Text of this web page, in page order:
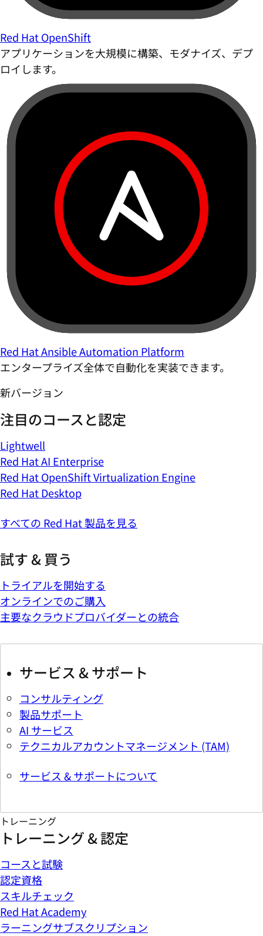
Red Hat OpenShift
アプリケーションを大規模に構築、モダナイズ、デプ
ロイします。
Red Hat Ansible Automation Platform
エンタープライズ全体で自動化を実装できます。
新バージョン
注目のコースと認定
Lightwell
Red Hat AI Enterprise
Red Hat OpenShift Virtualization Engine
Red Hat Desktop
すべての Red Hat 製品を見る
試す & 買う
トライアルを開始する
オンラインでのご購入
主要なクラウドプロバイダーとの統合
サービス & サポート
コンサルティング
製品サポート
AI サービス
テクニカルアカウントマネージメント (TAM)
サービス & サポートについて
トレーニング
トレーニング & 認定
コースと試験
認定資格
スキルチェック
Red Hat Academy
ラーニングサブスクリプション